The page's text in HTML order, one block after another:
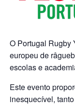
O Portugal Rugby
europeu de
escolas e
Este evento
inesquecível,